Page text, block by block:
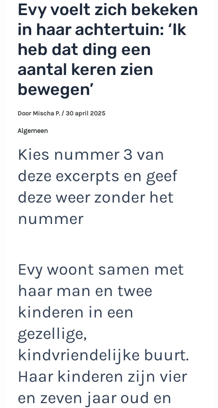
Evy voelt zich bekeken
in haar achtertuin: ‘Ik
heb dat ding een
aantal keren zien
bewegen’
Door Mischa P. / 30 april 2025
Algemeen
Kies nummer 3 van
deze excerpts en geef
deze weer zonder het
nummer
Evy woont samen met
haar man en twee
kinderen in een
gezellige,
kindvriendelijke buurt.
Haar kinderen zijn vier
en zeven jaar oud en